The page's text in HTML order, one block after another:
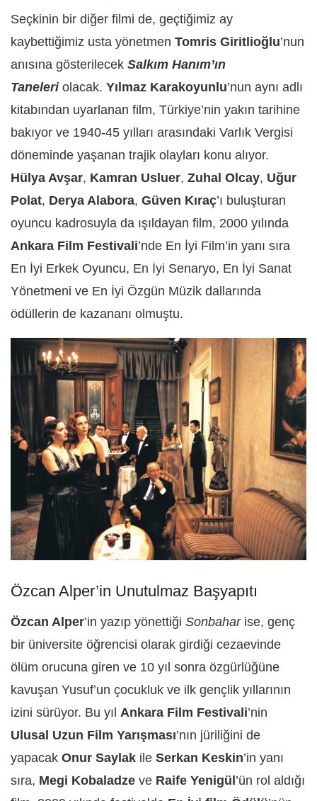
Seçkinin bir diğer filmi de, geçtiğimiz ay
kaybettiğimiz usta yönetmen Tomris Giritlioğlu’nun
anısına gösterilecek Salkım Hanım’ın
Taneleri olacak. Yılmaz Karakoyunlu’nun aynı adlı
kitabından uyarlanan film, Türkiye’nin yakın tarihine
bakıyor ve 1940-45 yılları arasındaki Varlık Vergisi
döneminde yaşanan trajik olayları konu alıyor.
Hülya Avşar, Kamran Usluer, Zuhal Olcay, Uğur
Polat, Derya Alabora, Güven Kıraç’ı buluşturan
oyuncu kadrosuyla da ışıldayan film, 2000 yılında
Ankara Film Festivali’nde En İyi Film’in yanı sıra
En İyi Erkek Oyuncu, En İyi Senaryo, En İyi Sanat
Yönetmeni ve En İyi Özgün Müzik dallarında
ödüllerin de kazananı olmuştu.
Özcan Alper’in Unutulmaz Başyapıtı
Özcan Alper’in yazıp yönettiği Sonbaharise, genç
bir üniversite öğrencisi olarak girdiği cezaevinde
ölüm orucuna giren ve 10 yıl sonra özgürlüğüne
kavuşan Yusuf’un çocukluk ve ilk gençlik yıllarının
izini sürüyor. Bu yıl Ankara Film Festivali’nin
Ulusal Uzun Film Yarışması’nın jüriliğini de
yapacak Onur Saylak ile Serkan Keskin’in yanı
sıra, Megi Kobaladze ve Raife Yenigül ’ün rol aldığı